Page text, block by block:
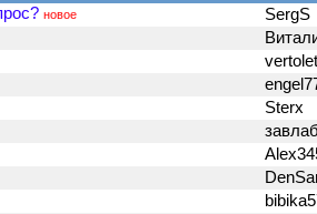
новое SergS
vertolet
Sterx
завлаб